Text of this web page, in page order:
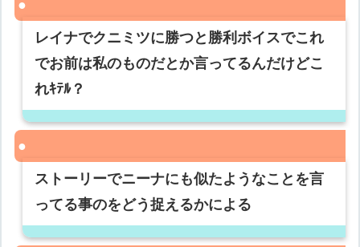
レイナでクニミツに勝つと勝利ボイスでこれ
でお前は私のものだとか言ってるんだけどこ
れｷﾃﾙ？
ストーリーでニーナにも似たようなことを言
ってる事のをどう捉えるかによる